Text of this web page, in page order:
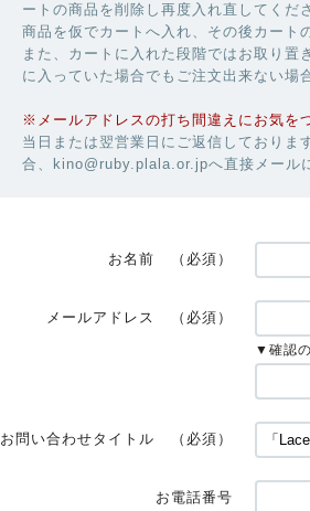
ートの商品を削除し再度入れ直してくだ
商品を仮でカートへ入れ、その後カート
また、カートに入れた段階ではお取り置
に入っていた場合でもご注文出来ない場
※メールアドレスの打ち間違えにお気を
当日または翌営業日にご返信しておりま
合、kino@ruby.plala.or.jpへ直接メール
お名前 （必須）
メールアドレス （必須）
▼確認
お問い合わせタイトル （必須）
お電話番号